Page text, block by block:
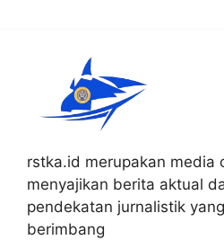
rstka.id merupakan media
menyajikan berita aktual
pendekatan jurnalistik
berimbang